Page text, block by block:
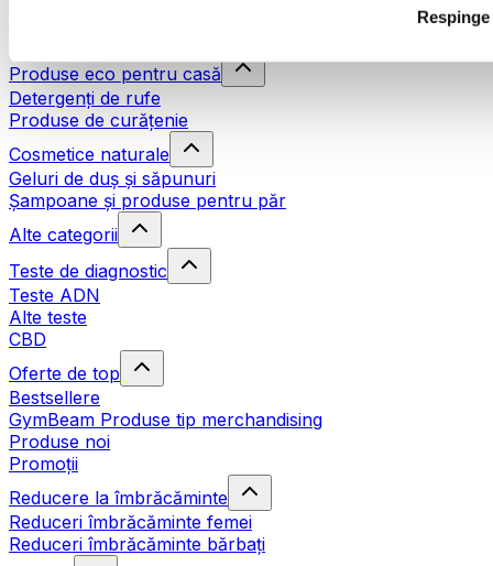
Respinge
Produse eco pentru casă
Detergenți de rufe
Produse de curățenie
Cosmetice naturale
Geluri de duș și săpunuri
Șampoane și produse pentru păr
Alte categorii
Teste de diagnostic
Teste ADN
Alte teste
CBD
Oferte de top
Bestsellere
GymBeam Produse tip merchandising
Produse noi
Promoții
Reducere la îmbrăcăminte
Reduceri îmbrăcăminte femei
Reduceri îmbrăcăminte bărbați